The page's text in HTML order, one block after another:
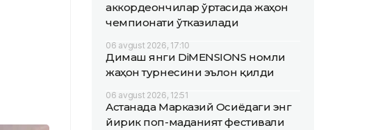
аккордеончилар ўртасида жаҳон
чемпионати ўтказилади
06 avgust 2026, 17:10
Димаш янги DiMENSIONS номли
жаҳон турнесини эълон қилди
06 avgust 2026, 12:51
Астанада Марказий Осиёдаги энг
йирик поп-маданият фестивали